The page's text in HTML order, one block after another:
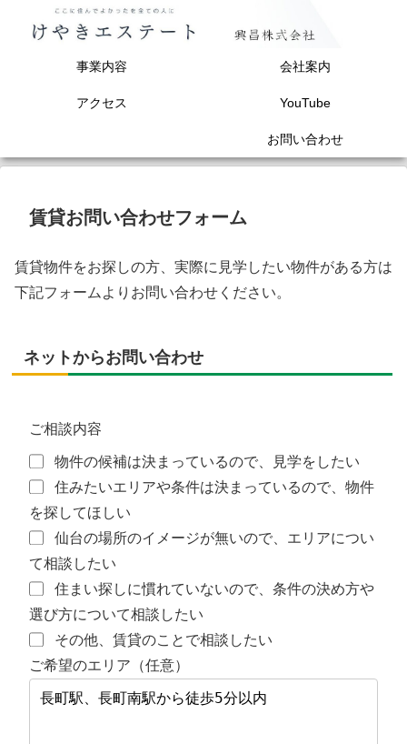
事業内容 会社案内
アクセス YouTube
お問い合わせ
賃貸お問い合わせフォーム
賃貸物件をお探しの方、実際に見学したい物件がある方は
下記フォームよりお問い合わせください。
ネットからお問い合わせ
ご相談内容
物件の候補は決まっているので、見学をしたい
住みたいエリアや条件は決まっているので、物件
を探してほしい
仙台の場所のイメージが無いので、エリアについ
て相談したい
住まい探しに慣れていないので、条件の決め方や
選び方について相談したい
その他、賃貸のことで相談したい
ご希望のエリア（任意）